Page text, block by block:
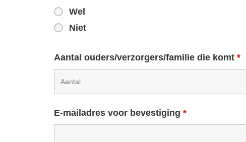
Wel
Niet
Aantal ouders/verzorgers/familie die komt *
E-mailadres voor bevestiging *